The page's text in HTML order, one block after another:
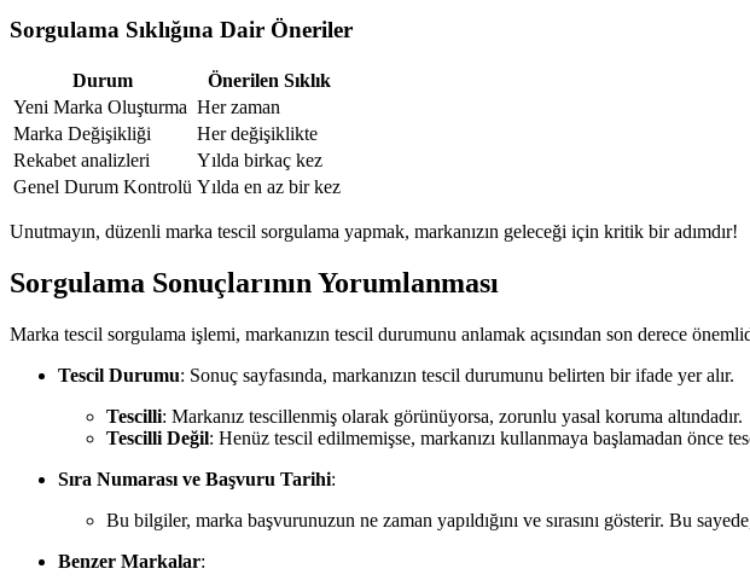
Sorgulama Sıklığına Dair Öneriler
Durum
Önerilen Sıklık
Yeni Marka Oluşturma Her zaman
Marka Değişikliği
Her değişiklikte
Rekabet analizleri
Yılda birkaç kez
Genel Durum Kontrolü Yılda en az bir kez
Unutmayın, düzenli marka tescil sorgulama yapmak, markanızın geleceği için kritik bir adımdır!
Sorgulama Sonuçlarının Yorumlanması
Marka tescil sorgulama işlemi, markanızın tescil durumunu anlamak açısından son derece
Tescil Durumu: Sonuç sayfasında, markanızın tescil durumunu belirten bir ifade yer alır.
Tescilli: Markanız tescillenmiş olarak görünüyorsa, zorunlu yasal koruma altındadır.
Tescilli Değil: Henüz tescil edilmemişse, markanızı kullanmaya başlamadan önce
Sıra Numarası ve Başvuru Tarihi:
Bu bilgiler, marka başvurunuzun ne zaman yapıldığını ve sırasını gösterir. Bu
Benzer Markalar: